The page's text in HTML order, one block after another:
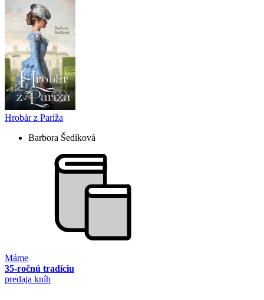
Hrobár z Paríža
Barbora Šedíková
Máme
35-ročnú tradíciu
predaja kníh